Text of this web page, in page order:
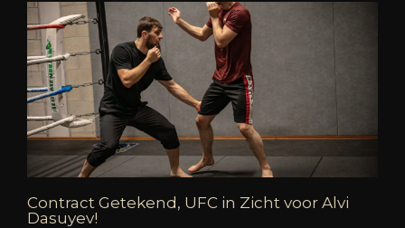
Contract Getekend, UFC in Zicht voor Alvi
Dasuyev!